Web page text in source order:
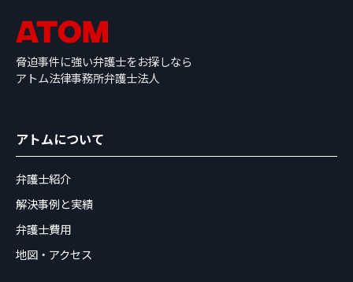
脅迫事件に強い弁護士をお探しなら
アトム法律事務所弁護士法人
アトムについて
弁護士紹介
解決事例と実績
弁護士費用
地図・アクセス